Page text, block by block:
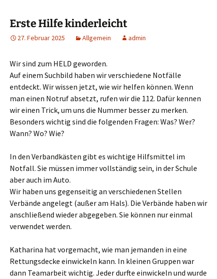
Erste Hilfe kinderleicht
27. Februar 2025 Allgemein admin
Wir sind zum HELD geworden.
Auf einem Suchbild haben wir verschiedene Notfälle
entdeckt. Wir wissen jetzt, wie wir helfen können. Wenn
man einen Notruf absetzt, rufen wir die 112. Dafür kennen
wir einen Trick, um uns die Nummer besser zu merken.
Besonders wichtig sind die folgenden Fragen: Was? Wer?
Wann? Wo? Wie?
In den Verbandkästen gibt es wichtige Hilfsmittel im
Notfall. Sie müssen immer vollständig sein, in der Schule
aber auch im Auto.
Wir haben uns gegenseitig an verschiedenen Stellen
Verbände angelegt (außer am Hals). Die Verbände haben wir
anschließend wieder abgegeben. Sie können nur einmal
verwendet werden.
Katharina hat vorgemacht, wie man jemanden in eine
Rettungsdecke einwickeln kann. In kleinen Gruppen war
dann Teamarbeit wichtig. Jeder durfte einwickeln und wurde